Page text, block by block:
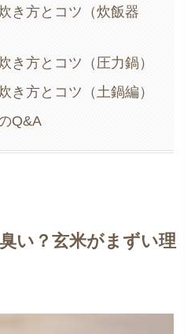
き方とコツ（炊飯器
き方とコツ（圧力鍋）
き方とコツ（土鍋編）
Q&A
い？玄米がまずい理